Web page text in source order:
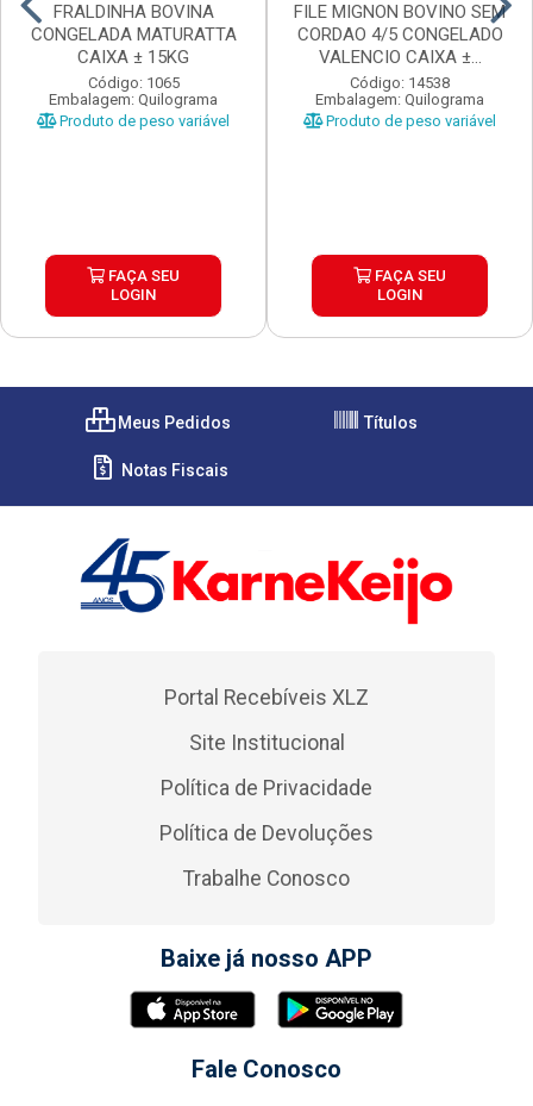
FRALDINHA BOVINA
CONGELADA MATURATTA
CAIXA ± 15KG
Código: 1065
Embalagem: Quilograma
Produto de peso variável
FAÇA SEU
LOGIN
FILE MIGNON BOVINO SEM
CORDAO 4/5 CONGELADO
VALENCIO CAIXA ±...
Código: 14538
Embalagem: Quilograma
Produto de peso variável
FAÇA SEU
LOGIN
Meus Pedidos Títulos
Notas Fiscais
Portal Recebíveis XLZ
Site Institucional
Política de Privacidade
Política de Devoluções
Trabalhe Conosco
Baixe já nosso APP
Fale Conosco